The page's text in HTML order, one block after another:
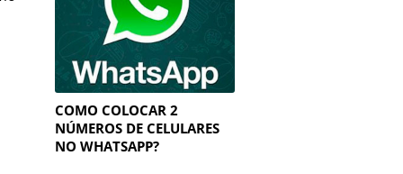
COMO COLOCAR 2
NÚMEROS DE CELULARES
NO WHATSAPP?